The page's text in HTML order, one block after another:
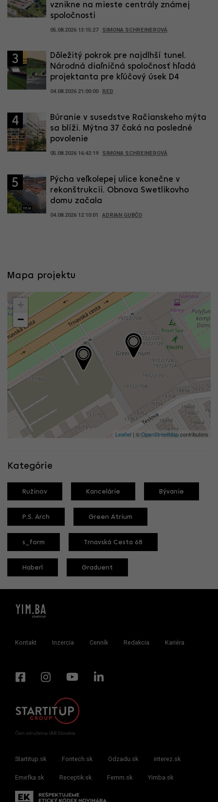
vznikne na mieste centrály známej
spoločnosti
05.08.2026 13:15:27 SIMONA SCHREINEROVÁ
3
Dôležitý pokrok pre najdlhší tunel.
Národná diaľničná spoločnosť hľadá
projektanta pre kľúčový úsek D4
04.08.2026 21:00:00 RED
4
Búranie v susedstve Račianskeho mýta
sa blíži. Mýtna 37 čaká na posledné
povolenie
05.08.2026 16:42:19 SIMONA SCHREINEROVÁ
5
Pýcha veľkolepej ulice konečne v
rekonštrukcii. Obnova Swetlikovho
domu začala
04.08.2026 12:10:01 ADRIAN GUBČO
Mapa projektu
−
Leaflet | ©OpenStreetMapcontributors
Kategórie
Ružinov Kancelárie Bývanie
P.S. Arch Green Atrium
s_form Trnavská Cesta 68
Haberl Graduent
Kontakt Inzercia Cenník Redakcia Kariéra
Člen združenia IAB Slovakia
Startitup.sk Fontech.sk Odzadu.sk interez.sk
Emefka.sk Receptik.sk Femm.sk Yimba.sk